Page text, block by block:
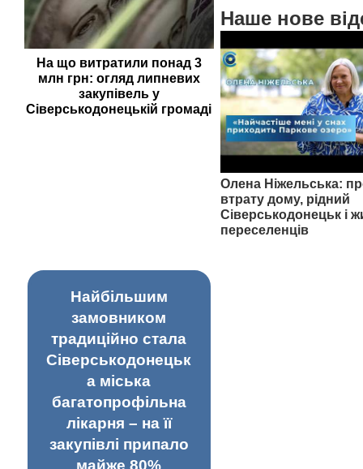
На що витратили понад 3
млн грн: огляд липневих
закупівель у
Сіверськодонецькій громаді
Наше нове
Олена Ніжельська:
втрату дому, рідний
Сіверськодонецьк і
переселенців
Найбільшим
замовником
традиційно стала
Сіверськодонецьк
а міська
багатопрофільна
лікарня – на її
закупівлі припало